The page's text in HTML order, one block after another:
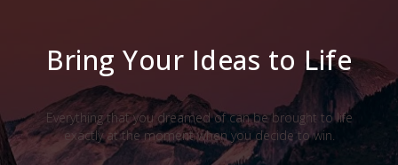
Bring Your Ideas to Life
Everything that you dreamed of can be brought to life
exactly at the moment when you decide to win.